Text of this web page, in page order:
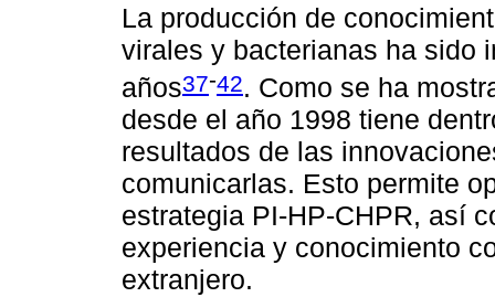
La producción de
virales y bacterianas ha sido
años37-42. Como se ha
desde el año 1998 tiene
resultados de las
comunicarlas. Esto permite
estrategia PI-HP-CHPR, así
experiencia y conocimiento
extranjero.